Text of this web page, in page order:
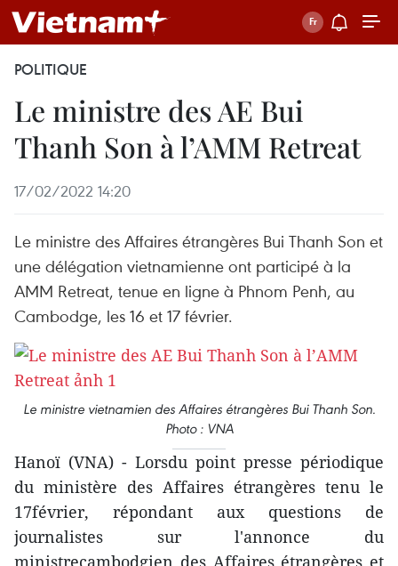
POLITIQUE
Le ministre des AE Bui
Thanh Son à l’AMM Retreat
17/02/2022 14:20
Le ministre des Affaires étrangères Bui Thanh Son et
une délégation vietnamienne ont participé à la
AMM Retreat, tenue en ligne à Phnom Penh, au
Cambodge, les 16 et 17 février.
Le ministre vietnamien des Affaires étrangères Bui Thanh Son.
Photo : VNA
Hanoï (VNA) - Lorsdu point presse périodique
du ministère des Affaires étrangères tenu le
17février, répondant aux questions de
journalistes sur l'annonce du
ministrecambodgien des Affaires étrangères et